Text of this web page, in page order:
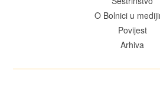
O Bolnici u
Povijest
Arhiva